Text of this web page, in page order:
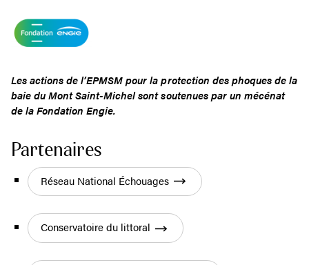
Les actions de l’EPMSM pour la protection des phoques de la
baie du Mont Saint-Michel sont soutenues par un mécénat
de la Fondation Engie.
Partenaires
Réseau National Échouages
Conservatoire du littoral